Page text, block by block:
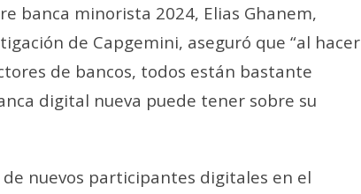
banca minorista 2024, Elias Ghanem,
de Capgemini, aseguró que “al hacer
de bancos, todos están bastante
digital nueva puede tener sobre su
nuevos participantes digitales en el